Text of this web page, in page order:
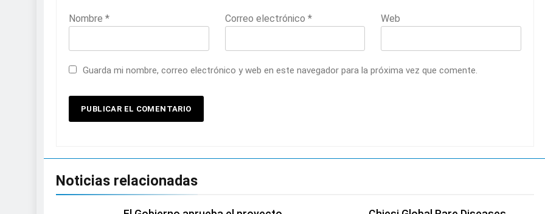
Nombre * Correo electrónico * Web
Guarda mi nombre, correo electrónico y web en este navegador para la próxima vez que comente.
Noticias relacionadas